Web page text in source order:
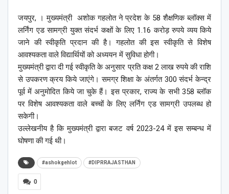
जयपुर, । मुख्यमंत्री अशोक गहलोत ने प्रदेश के 58 शैक्षणिक ब्लॉक्स में
लर्निंग एड सामग्री युक्त संदर्भ कक्षों के लिए 1.16 करोड़ रुपये व्यय किये
जाने की स्वीकृति प्रदान की है। गहलोत की इस स्वीकृति से विशेष
आवश्यकता वाले विद्यार्थियों को अध्ययन में सुविधा होगी।
मुख्यमंत्री द्वारा दी गई स्वीकृति के अनुसार प्रति कक्ष 2 लाख रुपये की राशि
से उपकरण क्रय किये जाएंगे। समग्र शिक्षा के अंतर्गत 300 संदर्भ केन्द्र
पूर्व में अनुमोदित किये जा चुके हैं। इस प्रकार, राज्य के सभी 358 ब्लॉक
पर विशेष आवश्यकता वाले बच्चों के लिए लर्निंग एड सामग्री उपलब्ध हो
सकेगी।
उल्लेखनीय है कि मुख्यमंत्री द्वारा बजट वर्ष 2023-24 में इस सम्बन्ध में
घोषणा की गई थी।
#ashokgehlot #DIPRRAJASTHAN
0